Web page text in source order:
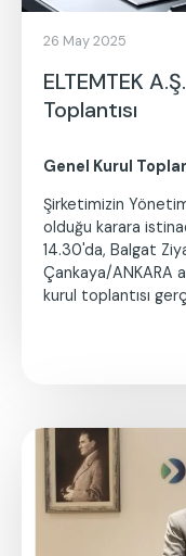
26 May 2025
ELTEMTEK
Toplantısı
Genel Kurul
Şirketimizin
olduğu karara
14.30'da, Balgat
Çankaya/ANKARA
kurul toplantısı